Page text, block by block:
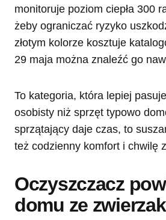
monitoruje poziom ciepła 300
żeby ograniczać ryzyko
złotym kolorze kosztuje
29 maja można znaleźć go
To kategoria, która lepiej
osobisty niż sprzęt typowo
sprzątający daje czas, to
też codzienny komfort i chwilę
Oczyszczacz
domu ze